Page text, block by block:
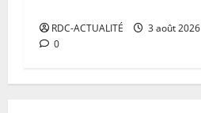
RDC-ACTUALITÉ
3 août 2026
0